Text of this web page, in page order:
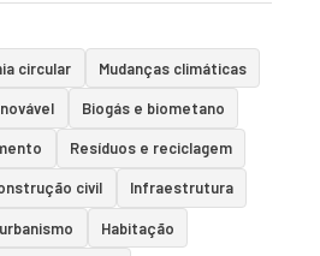
circular Mudanças climáticas
Biogás e biometano
Resíduos e reciclagem
civil Infraestrutura
Habitação